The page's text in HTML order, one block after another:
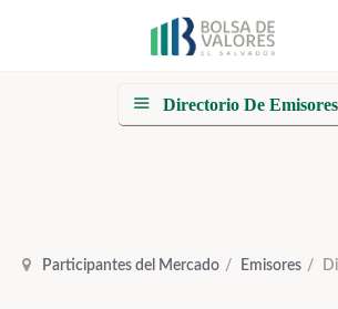
Directorio De Emisores
Participantes del Mercado Emisores